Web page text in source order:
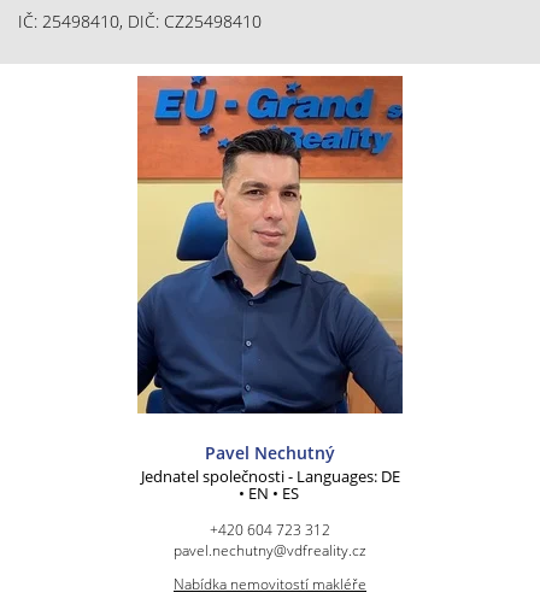
IČ: 25498410, DIČ: CZ25498410
Pavel Nechutný
Jednatel společnosti - Languages: DE
• EN • ES
+420 604 723 312
pavel.nechutny@vdfreality.cz
Nabídka nemovitostí makléře